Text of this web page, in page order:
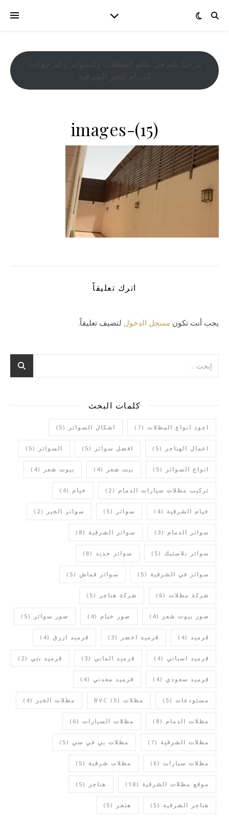
images-(15)
اترك تعليقاً
يجب أنت تكون مسجل الدخول لتضيف تعليقاً.
كلمات البحث
اجود انواع المظلات (7) اشكال السواتر (5)
اعمال الهناجر (5) افضل سواتر (5) السواتر (5)
انواع السواتر (5) بيت شعر (4) بيوت شعر (4)
تركيب مظلات سيارات الدمام (2) خيام (4)
خيام الشرقية (4) سواتر (5) سواتر الخبر (2)
سواتر الدمام (3) سواتر الشرقية (8)
سواتر بلاستيك (5) سواتر حديد (8)
سواتر في الشرقية (5) سواتر قماش (5)
شركة مظلات (6) شركة هناجر (5)
صور بيوت شعر (4) صور خيام (4) صور سواتر (5)
قرميد (4) قرميد اخضر (3) قرميد ازرق (4)
قرميد اسباني (4) قرميد الماني (3) قرميد بني (2)
قرميد سعودي (4) قرميد معدني (4)
مستودعات (5) مظلات BVC (5) مظلات الخبر (4)
مظلات الدمام (8) مظلات السيارات (6)
مظلات الشرقية (7) مظلات بي في سي (5)
مظلات سيارات (6) مظلات شرقية (5)
موقع مظلات الشرقية (18) هناجر (5)
هناجر الشرقية (5) هنجر (5)